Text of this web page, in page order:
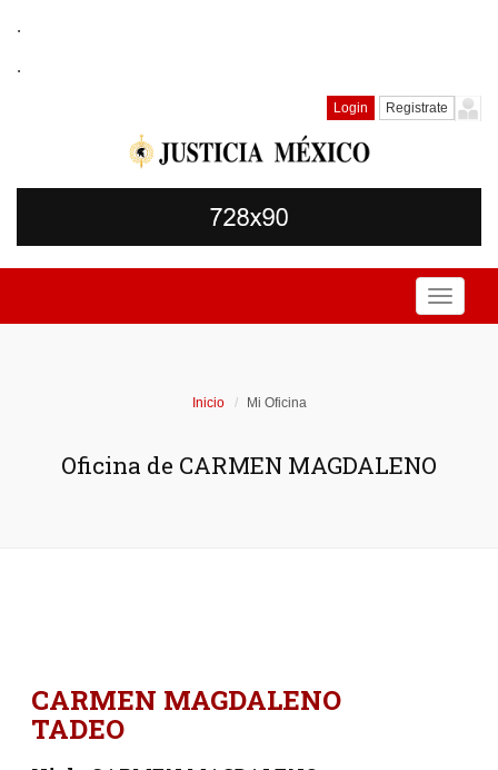
.
.
Login Registrate
Toggle
Inicio Mi Oficina
Oficina de CARMEN MAGDALENO
CARMEN MAGDALENO
TADEO